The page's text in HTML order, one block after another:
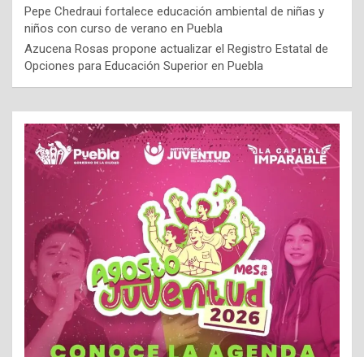
Pepe Chedraui fortalece educación ambiental de niñas y
niños con curso de verano en Puebla
Azucena Rosas propone actualizar el Registro Estatal de
Opciones para Educación Superior en Puebla